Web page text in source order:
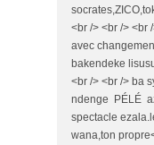
<br /> <br /> <br
avec
bakendeke
<br /> <br /> ba
ndenge PÉLÉ
spectacle
wana,ton